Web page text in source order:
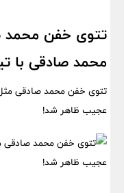
تتوی خفن محمد
محمد صادقی با
تتوی خفن محمد صادقی
عجیب ظاهر شد!